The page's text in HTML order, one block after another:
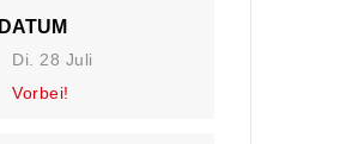
DATUM
Di. 28 Juli
Vorbei!